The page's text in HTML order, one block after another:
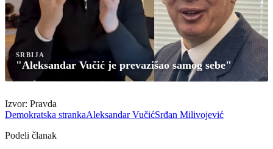
SRBIJA
"Aleksandar Vučić je prevazišao samog sebe"
Izvor: Pravda
Demokratska strankaAleksandar VučićSrđan Milivojević
Podeli članak